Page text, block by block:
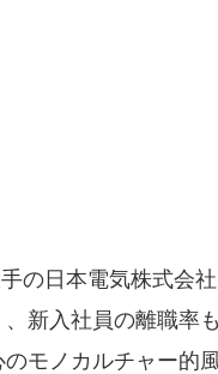
の日本電気株式会
、新入社員の離職率
のモノカルチャー的